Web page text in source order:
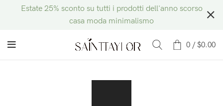
0 / $0.00
Estate 25% sconto su tutti i prodotti dell'anno scorso
casa moda minimalismo